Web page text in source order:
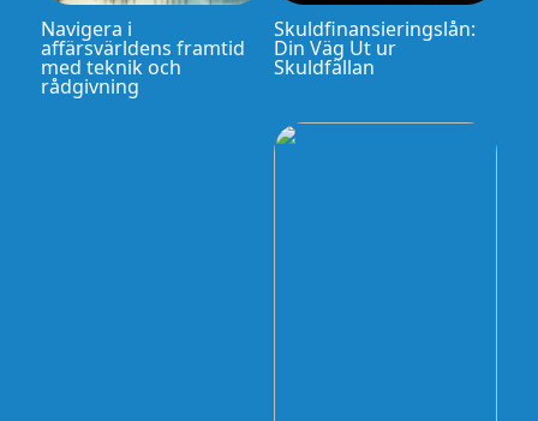
Navigera i
affärsvärldens framtid
med teknik och
rådgivning
Skuldfinansieringslån:
Din Väg Ut ur
Skuldfällan